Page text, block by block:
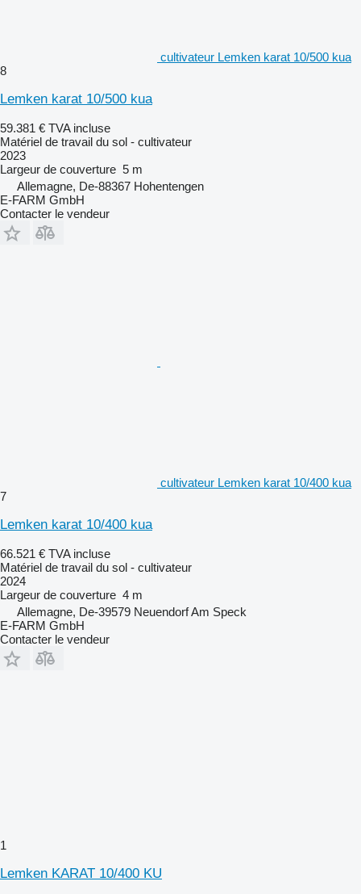
cultivateur Lemken karat 10/500 kua
8
Lemken karat 10/500 kua
59.381 € TVA incluse
Matériel de travail du sol - cultivateur
2023
Largeur de couverture 5 m
Allemagne, De-88367 Hohentengen
E-FARM GmbH
Contacter le vendeur
cultivateur Lemken karat 10/400 kua
7
Lemken karat 10/400 kua
66.521 € TVA incluse
Matériel de travail du sol - cultivateur
2024
Largeur de couverture 4 m
Allemagne, De-39579 Neuendorf Am Speck
E-FARM GmbH
Contacter le vendeur
1
Lemken KARAT 10/400 KU